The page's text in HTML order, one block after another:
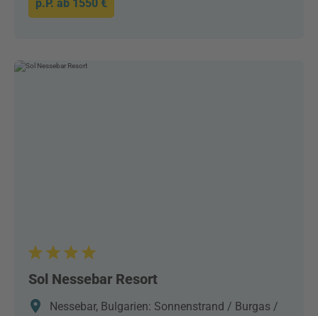
p.P. ab 1550 €
Sol Nessebar Resort
Nessebar, Bulgarien: Sonnenstrand / Burgas /